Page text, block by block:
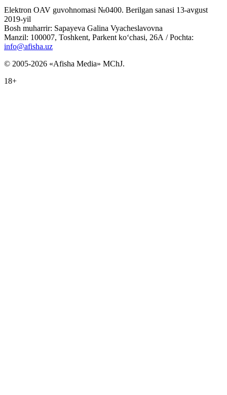
Elektron OAV guvohnomasi №0400. Berilgan sanasi 13-avgust
2019-yil
Bosh muharrir: Sapayeva Galina Vyacheslavovna
Manzil: 100007, Toshkent, Parkent ko‘chasi, 26А / Pochta:
info@afisha.uz
© 2005-2026 «Afisha Media» MChJ.
18+